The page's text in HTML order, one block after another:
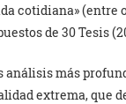
cotidiana»
de 30 Tesis
análisis más
extrema, que